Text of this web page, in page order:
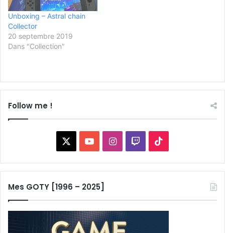
Unboxing – Astral chain
Collector
20 septembre 2019
Dans "Collection"
Follow me !
YouTubeInstagram
Twitch
Mes GOTY [1996 – 2025]